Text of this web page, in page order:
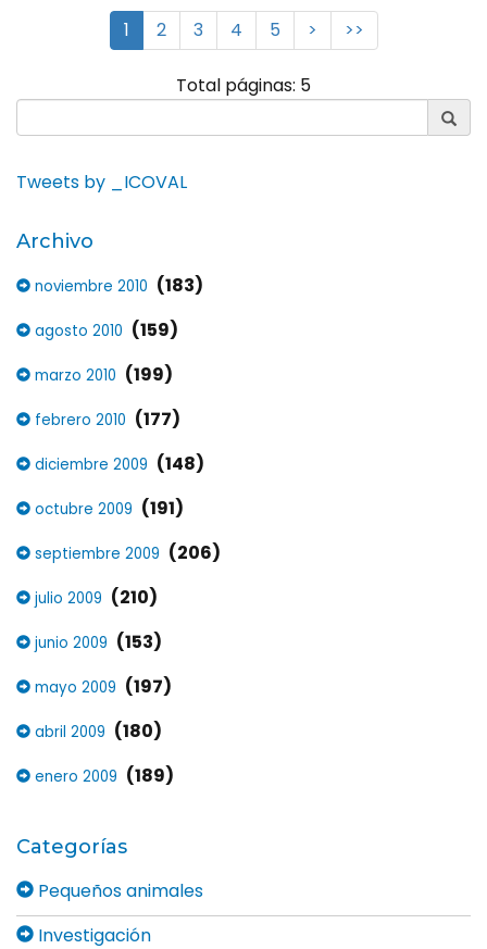
1 2 3 4 5 > >>
Total páginas: 5
Tweets by _ICOVAL
Archivo
noviembre 2010 (183)
agosto 2010 (159)
marzo 2010 (199)
febrero 2010 (177)
diciembre 2009 (148)
octubre 2009 (191)
septiembre 2009 (206)
julio 2009 (210)
junio 2009 (153)
mayo 2009 (197)
abril 2009 (180)
enero 2009 (189)
Categorías
Pequeños animales
Investigación